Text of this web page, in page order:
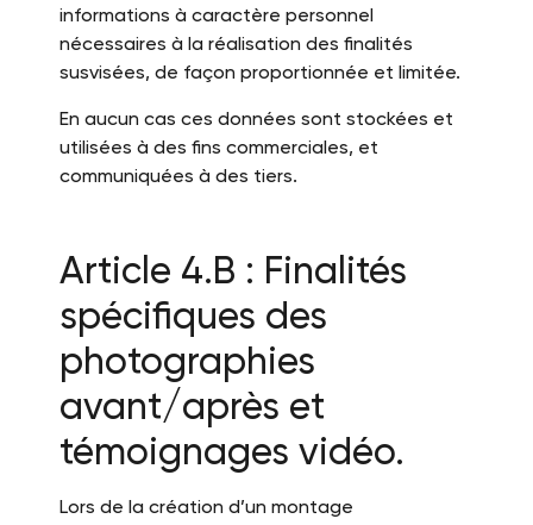
informations à caractère personnel
nécessaires à la réalisation des finalités
susvisées, de façon proportionnée et limitée.
En aucun cas ces données sont stockées et
utilisées à des fins commerciales, et
communiquées à des tiers.
Article 4.B : Finalités
spécifiques des
photographies
avant/après et
témoignages vidéo.
Lors de la création d’un montage